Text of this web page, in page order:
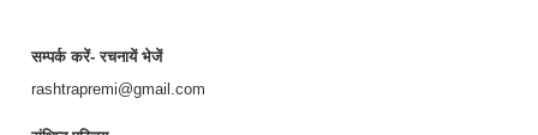
सम्पर्क करें- रचनायें भेजें
rashtrapremi@gmail.com